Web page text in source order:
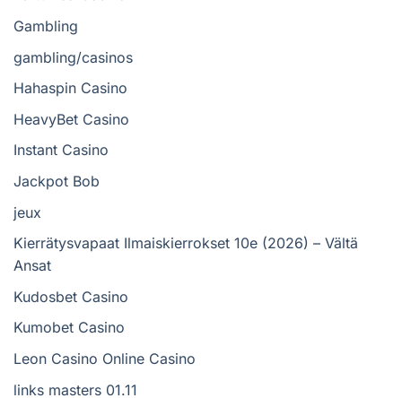
Gambling
gambling/casinos
Hahaspin Casino
HeavyBet Casino
Instant Casino
Jackpot Bob
jeux
Kierrätysvapaat Ilmaiskierrokset 10e (2026) – Vältä
Ansat
Kudosbet Casino
Kumobet Casino
Leon Casino Online Casino
links masters 01.11